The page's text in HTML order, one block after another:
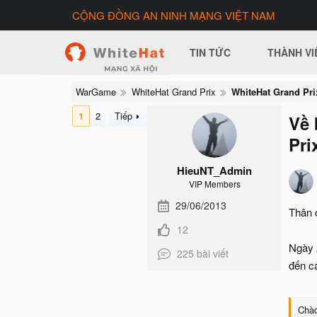
CỘNG ĐỒNG AN NINH MẠNG VIỆT NAM
TIN TỨC THÀNH
WarGame WhiteHat Grand Prix
WhiteHat Grand
1
2 Tiếp
HieuNT_Admin
VIP Members
29/06/2013
12
225 bài viết
Về
Thân
Ngày
đến